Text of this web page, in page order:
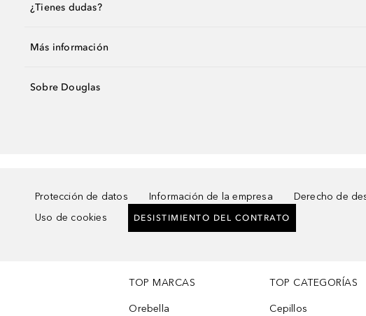
¿Tienes dudas?
Más información
Sobre Douglas
Protección de datos Información de la empresa Derecho de
Uso de cookies
DESISTIMIENTO DEL CONTRATO
TOP MARCAS
Orebella
TOP CATEGORÍAS
Cepillos